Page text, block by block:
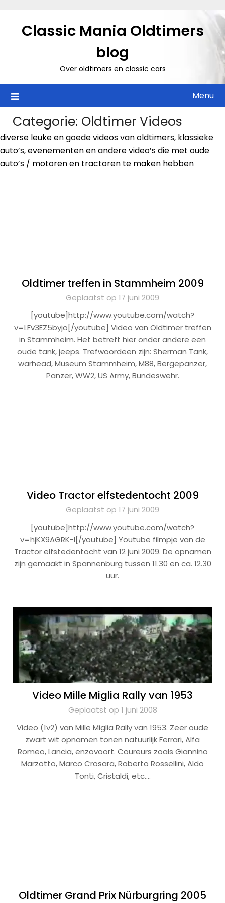
Classic Mania Oldtimers
blog
Over oldtimers en classic cars
Menu
Categorie: Oldtimer Videos
diverse leuke en goede videos van oldtimers, klassieke
auto’s, evenementen en andere video’s die met oude
auto’s / motoren en tractoren te maken hebben
Oldtimer treffen in Stammheim 2009
Geplaatst op 17 juni 2009
[youtube]http://www.youtube.com/watch?
v=LFv3EZ5byjo[/youtube] Video van Oldtimer treffen
in Stammheim. Het betreft hier onder andere een
oude tank, jeeps. Trefwoordeen zijn: Sherman Tank,
warhead, Museum Stammheim, M88, Bergepanzer,
Panzer, WW2, US Army, Bundeswehr.
Video Tractor elfstedentocht 2009
Geplaatst op 17 juni 2009
[youtube]http://www.youtube.com/watch?
v=hjKX9AGRK-I[/youtube] Youtube filmpje van de
Tractor elfstedentocht van 12 juni 2009. De opnamen
zijn gemaakt in Spannenburg tussen 11.30 en ca. 12.30
uur.
Video Mille Miglia Rally van 1953
Geplaatst op 1 juni 2008
Video (1v2) van Mille Miglia Rally van 1953. Zeer oude
zwart wit opnamen tonen natuurlijk Ferrari, Alfa
Romeo, Lancia, enzovoort. Coureurs zoals Giannino
Marzotto, Marco Crosara, Roberto Rossellini, Aldo
Tonti, Cristaldi, etc….
Oldtimer Grand Prix Nürburgring 2005